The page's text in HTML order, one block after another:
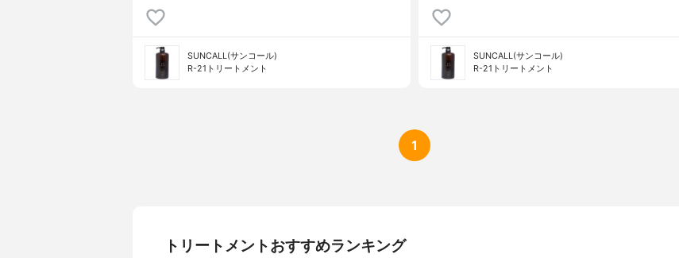
SUNCALL(サンコール)
R-21トリートメント
SUNCALL(サンコール)
R-21トリートメント
1
トリートメントおすすめランキング